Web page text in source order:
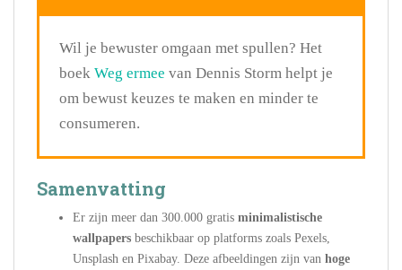
Wil je bewuster omgaan met spullen? Het
boek Weg ermee van Dennis Storm helpt je
om bewust keuzes te maken en minder te
consumeren.
Samenvatting
Er zijn meer dan 300.000 gratis minimalistische
wallpapers beschikbaar op platforms zoals Pexels,
Unsplash en Pixabay. Deze afbeeldingen zijn van hoge